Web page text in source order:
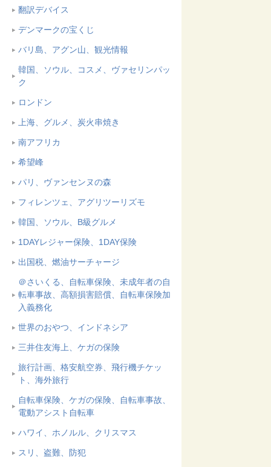
翻訳デバイス
デンマークの宝くじ
バリ島、アグン山、観光情報
韓国、ソウル、コスメ、ヴァセリンパッ
ク
ロンドン
上海、グルメ、炭火串焼き
南アフリカ
希望峰
パリ、ヴァンセンヌの森
フィレンツェ、アグリツーリズモ
韓国、ソウル、B級グルメ
1DAYレジャー保険、1DAY保険
出国税、燃油サーチャージ
＠さいくる、自転車保険、未成年者の自
転車事故、高額損害賠償、自転車保険加
入義務化
世界のおやつ、インドネシア
三井住友海上、ケガの保険
旅行計画、格安航空券、飛行機チケッ
ト、海外旅行
自転車保険、ケガの保険、自転車事故、
電動アシスト自転車
ハワイ、ホノルル、クリスマス
スリ、盗難、防犯